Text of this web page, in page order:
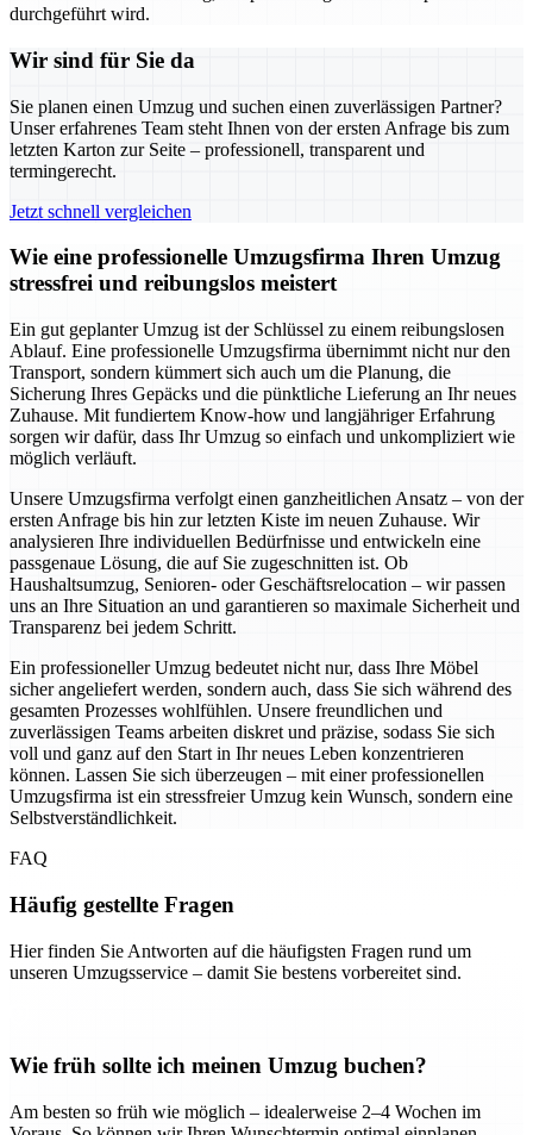
durchgeführt wird.
Wir sind für Sie da
Sie planen einen Umzug und suchen einen zuverlässigen Partner?
Unser erfahrenes Team steht Ihnen von der ersten Anfrage bis zum
letzten Karton zur Seite – professionell, transparent und
termingerecht.
Jetzt schnell vergleichen
Wie eine professionelle Umzugsfirma Ihren Umzug
stressfrei und reibungslos meistert
Ein gut geplanter Umzug ist der Schlüssel zu einem reibungslosen
Ablauf. Eine professionelle Umzugsfirma übernimmt nicht nur den
Transport, sondern kümmert sich auch um die Planung, die
Sicherung Ihres Gepäcks und die pünktliche Lieferung an Ihr neues
Zuhause. Mit fundiertem Know-how und langjähriger Erfahrung
sorgen wir dafür, dass Ihr Umzug so einfach und unkompliziert wie
möglich verläuft.
Unsere Umzugsfirma verfolgt einen ganzheitlichen Ansatz – von der
ersten Anfrage bis hin zur letzten Kiste im neuen Zuhause. Wir
analysieren Ihre individuellen Bedürfnisse und entwickeln eine
passgenaue Lösung, die auf Sie zugeschnitten ist. Ob
Haushaltsumzug, Senioren- oder Geschäftsrelocation – wir passen
uns an Ihre Situation an und garantieren so maximale Sicherheit und
Transparenz bei jedem Schritt.
Ein professioneller Umzug bedeutet nicht nur, dass Ihre Möbel
sicher angeliefert werden, sondern auch, dass Sie sich während des
gesamten Prozesses wohlfühlen. Unsere freundlichen und
zuverlässigen Teams arbeiten diskret und präzise, sodass Sie sich
voll und ganz auf den Start in Ihr neues Leben konzentrieren
können. Lassen Sie sich überzeugen – mit einer professionellen
Umzugsfirma ist ein stressfreier Umzug kein Wunsch, sondern eine
Selbstverständlichkeit.
FAQ
Häufig gestellte Fragen
Hier finden Sie Antworten auf die häufigsten Fragen rund um
unseren Umzugsservice – damit Sie bestens vorbereitet sind.
Wie früh sollte ich meinen Umzug buchen?
Am besten so früh wie möglich – idealerweise 2–4 Wochen im